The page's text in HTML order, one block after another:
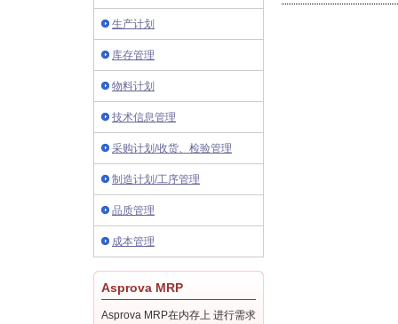
生产计划
库存管理
物料计划
技术信息管理
采购计划/收货、检验管理
制造计划/工序管理
品质管理
成本管理
Asprova MRP
Asprova MRP在内存上 进行需求